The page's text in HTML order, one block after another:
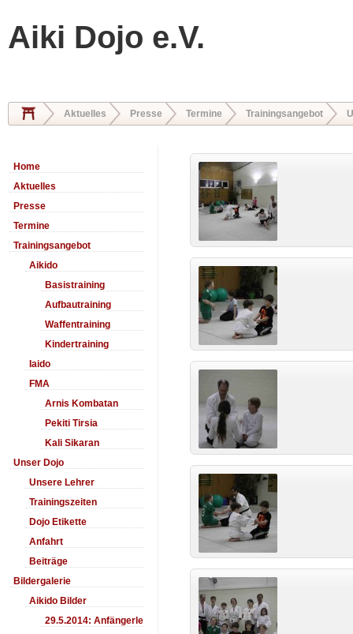
Aiki Dojo e.V.
Aktuelles Presse Termine Trainingsangebot
Home
Aktuelles
Presse
Termine
Trainingsangebot
Aikido
Basistraining
Aufbautraining
Waffentraining
Kindertraining
Iaido
FMA
Arnis Kombatan
Pekiti Tirsia
Kali Sikaran
Unser Dojo
Unsere Lehrer
Trainingszeiten
Dojo Etikette
Anfahrt
Beiträge
Bildergalerie
Aikido Bilder
29.5.2014: Anfängerlehrgang Aiki-Ken